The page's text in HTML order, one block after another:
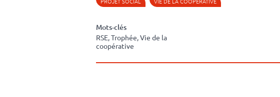
Mots-clés
RSE, Trophée, Vie de la
coopérative